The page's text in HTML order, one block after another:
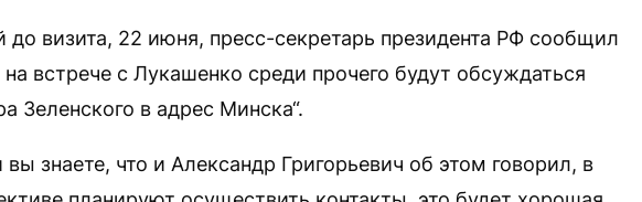
до визита, 22 июня, пресс-секретарь президента РФ сообщил
встрече с Лукашенко среди прочего будут обсуждаться
Зеленского в адрес Минска“.
вы знаете, что и Александр Григорьевич об этом говорил, в